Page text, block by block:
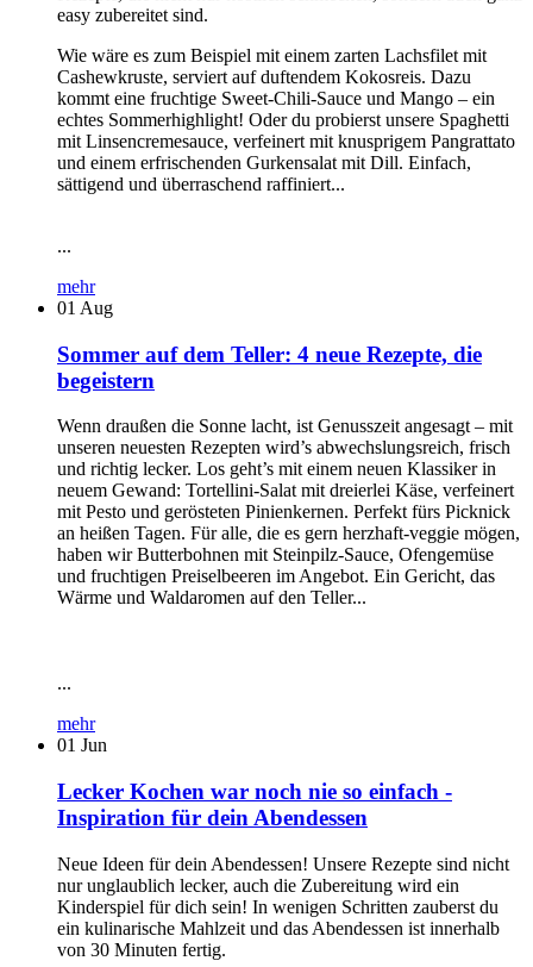
easy zubereitet sind.
Wie wäre es zum Beispiel mit einem zarten Lachsfilet mit
Cashewkruste, serviert auf duftendem Kokosreis. Dazu
kommt eine fruchtige Sweet-Chili-Sauce und Mango – ein
echtes Sommerhighlight! Oder du probierst unsere Spaghetti
mit Linsencremesauce, verfeinert mit knusprigem Pangrattato
und einem erfrischenden Gurkensalat mit Dill. Einfach,
sättigend und überraschend raffiniert...
...
mehr
01 Aug
Sommer auf dem Teller: 4 neue Rezepte, die
begeistern
Wenn draußen die Sonne lacht, ist Genusszeit angesagt – mit
unseren neuesten Rezepten wird’s abwechslungsreich, frisch
und richtig lecker. Los geht’s mit einem neuen Klassiker in
neuem Gewand: Tortellini-Salat mit dreierlei Käse, verfeinert
mit Pesto und gerösteten Pinienkernen. Perfekt fürs Picknick
an heißen Tagen. Für alle, die es gern herzhaft-veggie mögen,
haben wir Butterbohnen mit Steinpilz-Sauce, Ofengemüse
und fruchtigen Preiselbeeren im Angebot. Ein Gericht, das
Wärme und Waldaromen auf den Teller...
...
mehr
01 Jun
Lecker Kochen war noch nie so einfach -
Inspiration für dein Abendessen
Neue Ideen für dein Abendessen! Unsere Rezepte sind nicht
nur unglaublich lecker, auch die Zubereitung wird ein
Kinderspiel für dich sein! In wenigen Schritten zauberst du
ein kulinarische Mahlzeit und das Abendessen ist innerhalb
von 30 Minuten fertig.